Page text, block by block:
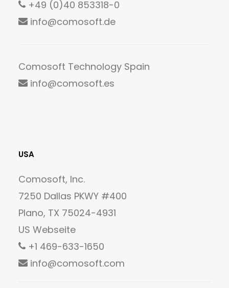
+49 (0)40 853318-0
info@comosoft.de
Comosoft Technology Spain
info@comosoft.es
USA
Comosoft, Inc.
7250 Dallas PKWY #400
Plano, TX 75024-4931
US Webseite
+1 469-633-1650
info@comosoft.com